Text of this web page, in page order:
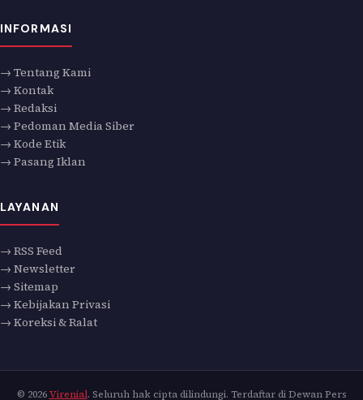
INFORMASI
→ Tentang Kami
→ Kontak
→ Redaksi
→ Pedoman Media Siber
→ Kode Etik
→ Pasang Iklan
LAYANAN
→ RSS Feed
→ Newsletter
→ Sitemap
→ Kebijakan Privasi
→ Koreksi & Ralat
© 2026Virenial. Seluruh hak cipta dilindungi. Terdaftar di Dewan Pers